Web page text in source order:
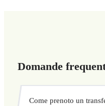
Domande
Come prenoto un